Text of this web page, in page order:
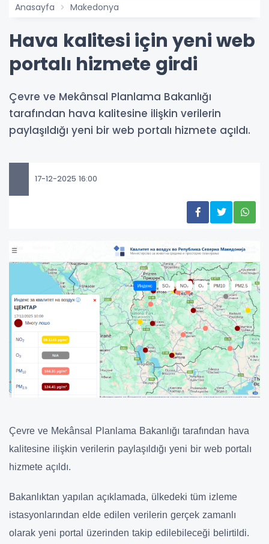
Anasayfa Makedonya
Hava kalitesi için yeni web
portalı hizmete girdi
Çevre ve Mekânsal Planlama Bakanlığı
tarafından hava kalitesine ilişkin verilerin
paylaşıldığı yeni bir web portalı hizmete açıldı.
17-12-2025 16:00
Çevre ve Mekânsal Planlama Bakanlığı tarafından hava
kalitesine ilişkin verilerin paylaşıldığı yeni bir web portalı
hizmete açıldı.
Bakanlıktan yapılan açıklamada, ülkedeki tüm izleme
istasyonlarından elde edilen verilerin gerçek zamanlı
olarak yeni portal üzerinden takip edilebileceği belirtildi.